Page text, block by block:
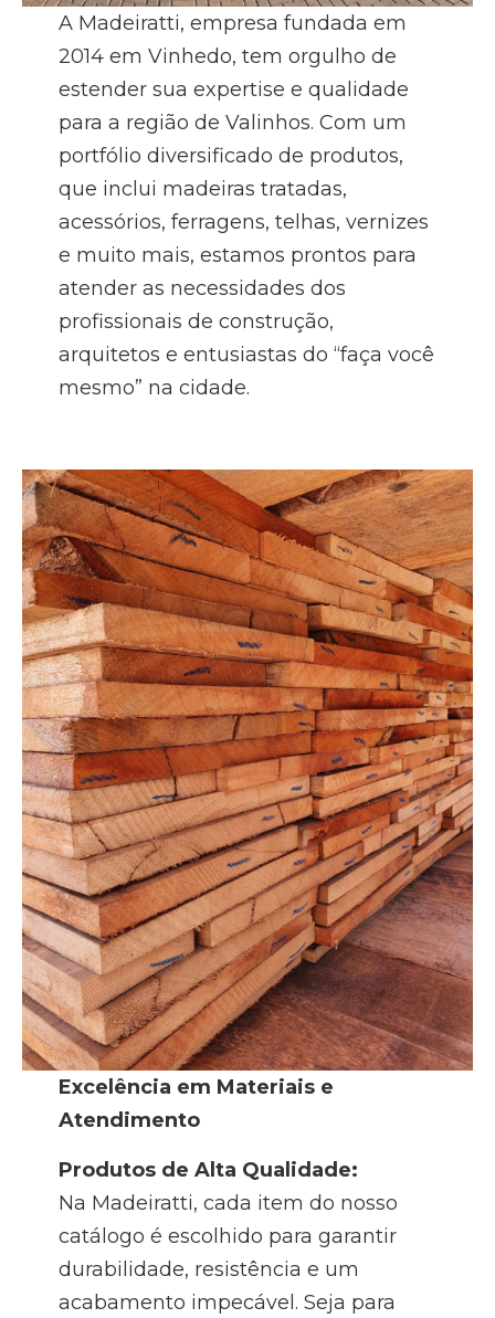
A Madeiratti, empresa fundada em
2014 em Vinhedo, tem orgulho de
estender sua expertise e qualidade
para a região de Valinhos. Com um
portfólio diversificado de produtos,
que inclui madeiras tratadas,
acessórios, ferragens, telhas, vernizes
e muito mais, estamos prontos para
atender as necessidades dos
profissionais de construção,
arquitetos e entusiastas do “faça você
mesmo” na cidade.
Excelência em Materiais e
Atendimento
Produtos de Alta Qualidade:
Na Madeiratti, cada item do nosso
catálogo é escolhido para garantir
durabilidade, resistência e um
acabamento impecável. Seja para